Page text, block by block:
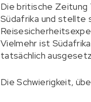
Die britische Zeitung
Südafrika und stellte
Vielmehr ist
tatsächlich
Die Schwierigkeit,